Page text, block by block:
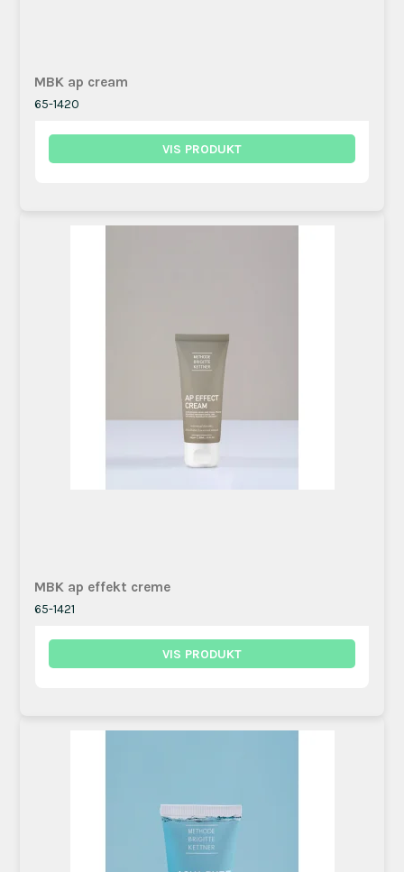
MBK ap cream
65-1420
VIS PRODUKT
MBK ap effekt creme
65-1421
VIS PRODUKT